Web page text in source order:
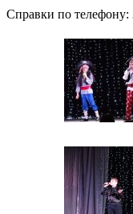
Справки по телефону: